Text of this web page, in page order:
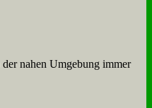
na­hen Um­ge­bung im­mer